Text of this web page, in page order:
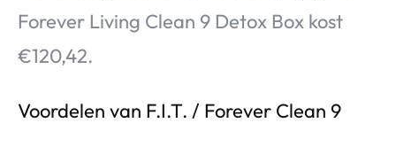
Forever Living Clean 9 Detox Box kost
€120,42.
Voordelen van F.I.T. / Forever Clean 9